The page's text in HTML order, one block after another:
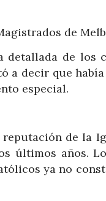
de
de los
a decir que
especial.
de la
últimos años.
ya no